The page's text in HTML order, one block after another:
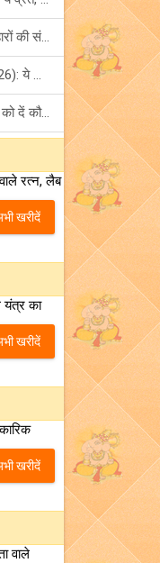
इस सप्ताह रखा जाएगा कामिका एकादशी व्रत, जानें त्योहारों की संपूर्ण लिस्ट!
अंक ज्योतिष साप्ताहिक राशिफल (02 से 08 अगस्त, 2026): ये सप्ताह क्यों है खास?
फ्रेंडशिप डे 2026 के मौके पर राशि अनुसार बेस्ट फ्रेंड को दें कौन सा गिफ्ट? जानें
टैरो साप्ताहिक राशिफल (02 से 08 अगस्त, 2026): जानें 12 राशियों का विस्तृत भविष्यफल!
शनि साढ़े साती और ढैय्या से परेशान हैं? शनि कृपा के लिए अवश्य करें शनिवार व्रत!
रत्न, लैब
खरीदें
यंत्र का
खरीदें
खरीदें
वाले